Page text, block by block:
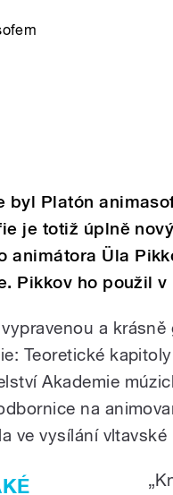
byl Platón
je totiž úplně
animátora Üla
Pikkov ho použil v
a
Teoretické
Akademie
na
ve vysílání vltavské